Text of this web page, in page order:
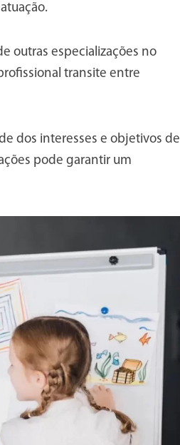
outras especializações no
transite entre
dos interesses e objetivos de
pode garantir um